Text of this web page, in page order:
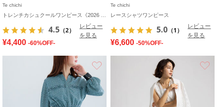
Te chichi
4.5 （2）
レビュー
を見る
¥4,400 -60%OFF-
Te chichi
レースシャツワンピース
5.0 （1）
レビュー
を見る
¥6,600 -50%OFF-